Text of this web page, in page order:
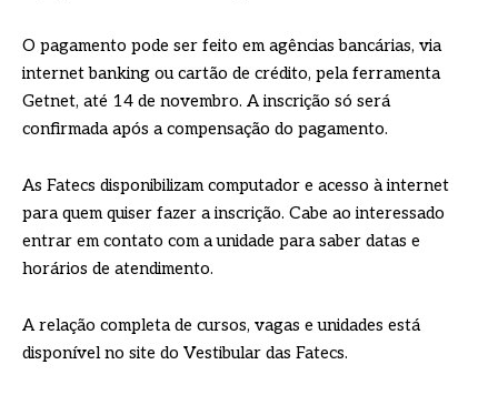
O pagamento pode ser feito em agências bancárias, via
internet banking ou cartão de crédito, pela ferramenta
Getnet, até 14 de novembro. A inscrição só será
confirmada após a compensação do pagamento.
As Fatecs disponibilizam computador e acesso à internet
para quem quiser fazer a inscrição. Cabe ao interessado
entrar em contato com a unidade para saber datas e
horários de atendimento.
A relação completa de cursos, vagas e unidades está
disponível no site do Vestibular das Fatecs.